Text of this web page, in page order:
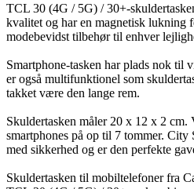
TCL 30 (4G / 5G) / 30+-
kvalitet og har en magnetisk lukning
modebevidst tilbehør til enhver
Smartphone-tasken har plads nok til
er også multifunktionel som
takket være den lange rem.
Skuldertasken måler 20 x 12 x 2 cm.
smartphones på op til 7 tommer. City
med sikkerhed og er den perfekte
Skuldertasken til mobiltelefoner fra